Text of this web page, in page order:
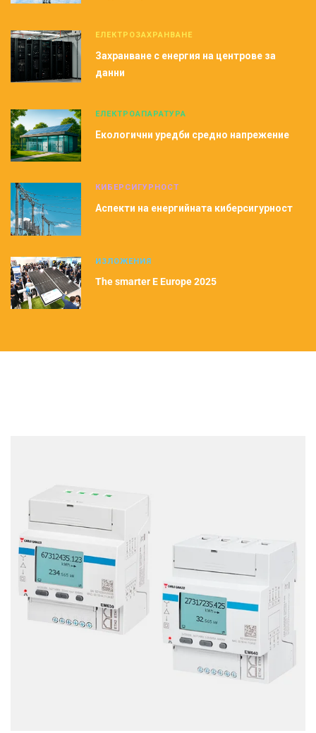
ЕЛЕКТРОЗАХРАНВАНЕ
Захранване с енергия на центрове за
данни
ЕЛЕКТРОАПАРАТУРА
Екологични уредби средно напрежение
КИБЕРСИГУРНОСТ
Аспекти на енергийната киберсигурност
ИЗЛОЖЕНИЯ
The smarter E Europe 2025